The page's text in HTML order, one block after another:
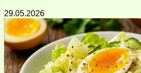
29.05.2026